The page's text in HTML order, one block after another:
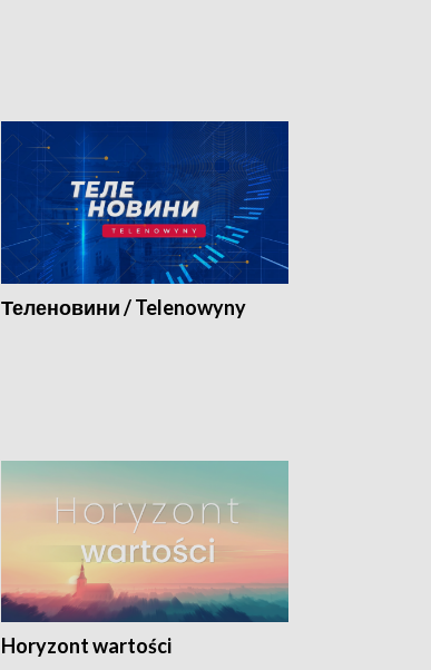
Теленовини / Telenowyny
Horyzont wartości